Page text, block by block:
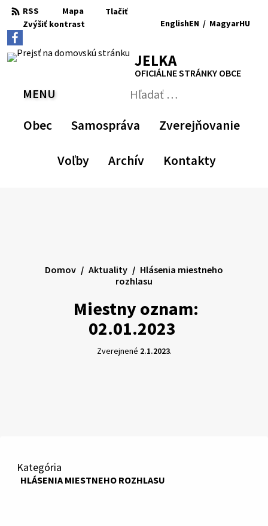
Preskočiť
obsah
RSS
RSS
Mapa
Mapa
Tlačiť
Zvýšiť kontrast
kontrast
veľkosťpôvodnú
veľkosť
písma
veľkosť
písma
EnglishEN
English
/ MagyarHU
Magyar
JELKA
OFICIÁLNE STRÁNKY OBCE
PREPNÚŤ
MENU
Obec Samospráva Zverejňovanie
Voľby Archív Kontakty
Hľadať:
formulár
Miestny oznam:
02.01.2023
Domov Aktuality
Hlásenia miestneho
rozhlasu
Zverejnené 2.1.2023.
Kategória
HLÁSENIA MIESTNEHO ROZHLASU